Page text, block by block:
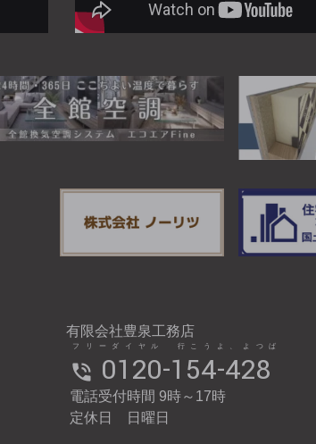
有限会社豊泉工務店
0120-154-428
フリーダイヤル 行こうよ、よつば
電話受付時間 9時～17時
定休日 日曜日